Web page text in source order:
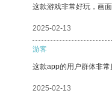
这款游戏非常好玩，画
2025-02-13
游客
这款app的用户群体非常
2025-02-13